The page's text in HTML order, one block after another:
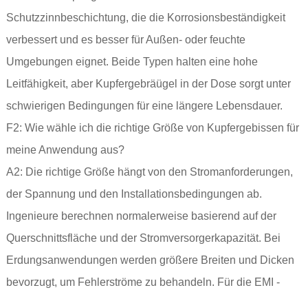
Schutzzinnbeschichtung, die die Korrosionsbeständigkeit
verbessert und es besser für Außen- oder feuchte
Umgebungen eignet. Beide Typen halten eine hohe
Leitfähigkeit, aber Kupfergebräügel in der Dose sorgt unter
schwierigen Bedingungen für eine längere Lebensdauer.
F2: Wie wähle ich die richtige Größe von Kupfergebissen für
meine Anwendung aus?
A2: Die richtige Größe hängt von den Stromanforderungen,
der Spannung und den Installationsbedingungen ab.
Ingenieure berechnen normalerweise basierend auf der
Querschnittsfläche und der Stromversorgerkapazität. Bei
Erdungsanwendungen werden größere Breiten und Dicken
bevorzugt, um Fehlerströme zu behandeln. Für die EMI -